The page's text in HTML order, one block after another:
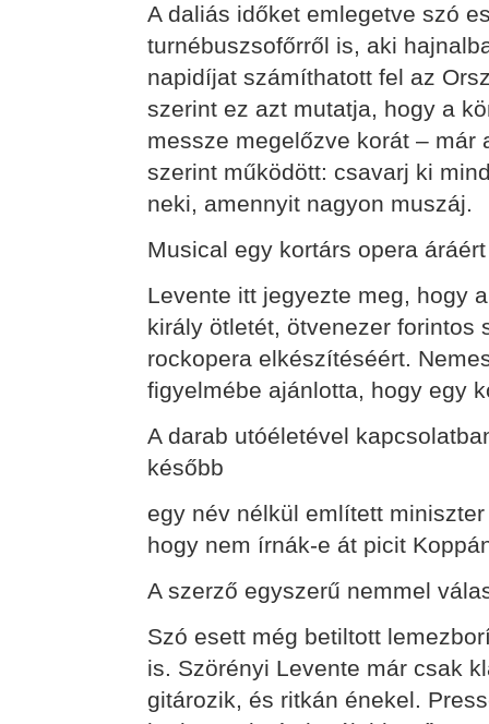
A daliás időket emlegetve szó
turnébuszsofőrről is, aki
napidíjat számíthatott fel az
szerint ez azt mutatja, hogy a
messze megelőzve korát –
szerint működött: csavarj ki
neki, amennyit nagyon muszáj.
Musical egy kortárs opera áráért
Levente itt jegyezte meg, hogy
király ötletét, ötvenezer forintos
rockopera elkészítéséért.
figyelmébe ajánlotta, hogy egy
A darab utóéletével
később
egy név nélkül említett
hogy nem írnák-e át picit
A szerző egyszerű nemmel
Szó esett még betiltott
is. Szörényi Levente már csak
gitározik, és ritkán énekel.